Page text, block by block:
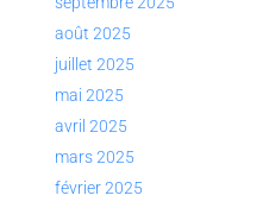
août 2025
juillet 2025
mai 2025
avril 2025
mars 2025
février 2025